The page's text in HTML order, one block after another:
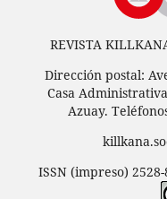
REVISTA
Dirección postal:
Casa
Azuay.
ISSN (impreso)